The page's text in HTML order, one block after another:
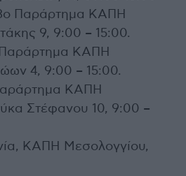
Παράρτημα ΚΑΠΗ
9, 9:00 – 15:00.
Παράρτημα ΚΑΠΗ
4, 9:00 – 15:00.
ΚΑΠΗ
Στέφανου 10, 9:00 –
KΑΠΗ Μεσολογγίου,